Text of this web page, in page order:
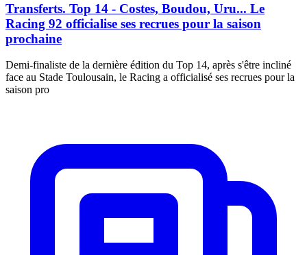
Transferts. Top 14 - Costes, Boudou, Uru... Le
Racing 92 officialise ses recrues pour la saison
prochaine
Demi-finaliste de la dernière édition du Top 14, après s'être incliné
face au Stade Toulousain, le Racing a officialisé ses recrues pour la
saison pro